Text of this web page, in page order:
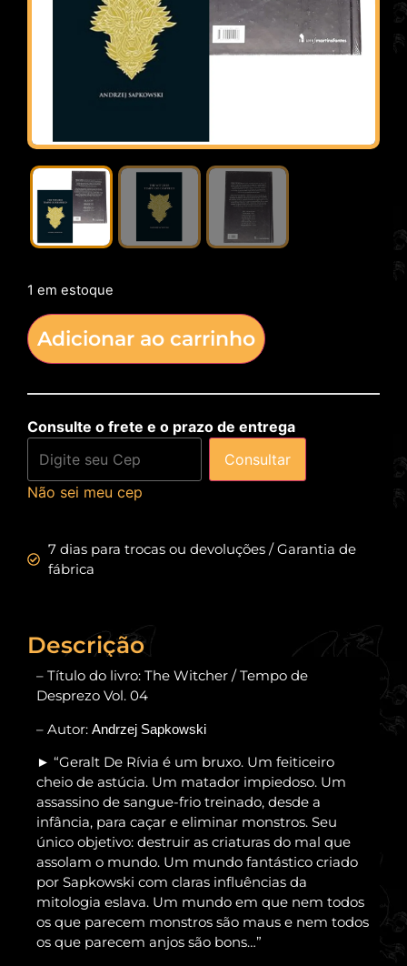
1 em estoque
Adicionar ao carrinho
Consulte o frete e o prazo de entrega
Consultar
Não sei meu cep
7 dias para trocas ou devoluções / Garantia de
fábrica
Descrição
– Título do livro: The Witcher / Tempo de
Desprezo Vol. 04
– Autor: Andrzej Sapkowski
► “Geralt De Rívia é um bruxo. Um feiticeiro
cheio de astúcia. Um matador impiedoso. Um
assassino de sangue-frio treinado, desde a
infância, para caçar e eliminar monstros. Seu
único objetivo: destruir as criaturas do mal que
assolam o mundo. Um mundo fantástico criado
por Sapkowski com claras influências da
mitologia eslava. Um mundo em que nem todos
os que parecem monstros são maus e nem todos
os que parecem anjos são bons…”